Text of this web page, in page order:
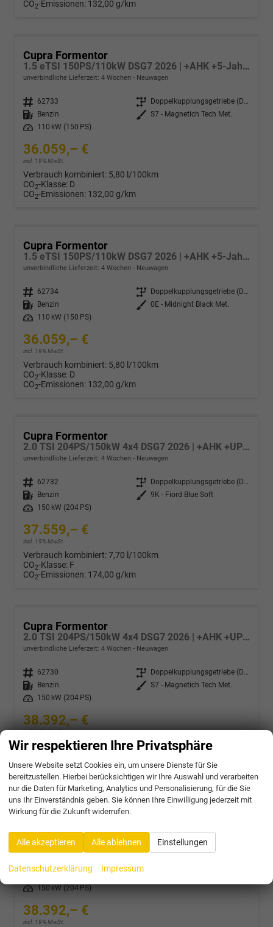
CO2-Emissionen: 132,00 g/km
Cupra Formentor
1.5 eTSI 150PS/110kW DSG7 2026 | +AHK +5-Jahre Erw. Garantie +NAVI +UPGRADE-Paket
unverbindliche Lieferzeit: 4 Wochen Neuwagen
Fahrzeugnr. 62733 Getriebe
Doppelkupplungsgetriebe (DSG)
Kraftstoff
Benzin Außenfarbe S7 - Magnetich Tech Met.
Leistung
110 kW (150 PS)
36.059,– €
incl. 19% MwSt.
Verbrauch kombiniert: 5,80 l/100km
CO2-Klasse: D
CO2-Emissionen: 132,00 g/km
Cupra Formentor
1.5 eTSI 150PS/110kW DSG7 2026 | +AHK +5-Jahre Erw. Garantie +NAVI +UPGRADE-Paket
unverbindliche Lieferzeit: 4 Wochen Neuwagen
Fahrzeugnr. 62734 Getriebe
Doppelkupplungsgetriebe (DSG)
Kraftstoff
Benzin Außenfarbe 0E - Midnight Black Met.
Leistung
110 kW (150 PS)
36.059,– €
incl. 19% MwSt.
Verbrauch kombiniert: 5,80 l/100km
CO2-Klasse: D
CO2-Emissionen: 132,00 g/km
Cupra Formentor
2.0 TSI 204PS/150kW 4x4 DSG7 2026 | +AHK +UPGRADE-Paket +Immersive +5-Jahre Erw. Garantie
unverbindliche Lieferzeit: 4 Wochen Neuwagen
Fahrzeugnr. 62732 Getriebe
Doppelkupplungsgetriebe (DSG)
Kraftstoff
Benzin Außenfarbe 9K - Fiord Blue Soft
Leistung
150 kW (204 PS)
37.559,– €
incl. 19% MwSt.
Verbrauch kombiniert:7,70 l/100km
CO2-Klasse: F
CO2-Emissionen: 174,00 g/km
Cupra Formentor
2.0 TSI 204PS/150kW 4x4 DSG7 2026 | +AHK +UPGRADE-Paket +Immersive +5-Jahre Erw. Garantie
unverbindliche Lieferzeit: 4 Wochen Neuwagen
Fahrzeugnr. 62730 Getriebe
Doppelkupplungsgetriebe (DSG)
Kraftstoff
Benzin Außenfarbe S7 - Magnetich Tech Met.
Leistung
150 kW (204 PS)
38.392,– €
incl. 19% MwSt.
Verbrauch kombiniert:
7,70 l/100km
-Klasse:
CO 2-Emissionen:174,00 g/km
Cupra Formentor
unverbindliche Lieferzeit:4 Wochen Neuwagen
Leistung
150 kW (204 PS)
38.392,– €
incl. 19% MwSt.
Wir respektieren Ihre Privatsphäre
Unsere Website setzt Cookies ein, um unsere Dienste für Sie
bereitzustellen. Hierbei berücksichtigen wir Ihre Auswahl und verarbeiten
nur die Daten für Marketing, Analytics und Personalisierung, für die Sie
uns Ihr Einverständnis geben. Sie können Ihre Einwilligung jederzeit mit
Wirkung für die Zukunft widerrufen.
Alle akzeptieren Alle ablehnen Einstellungen
Datenschutzerklärung Impressum